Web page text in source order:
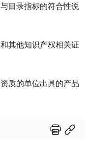
目录指标的符合性说
其他知识产权相关证
质的单位出具的产品
 